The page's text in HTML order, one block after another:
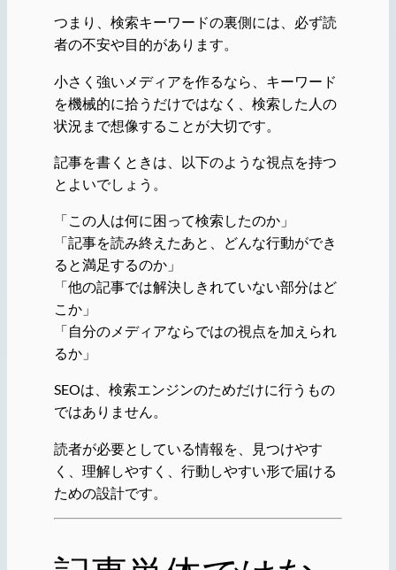
つまり、検索キーワードの裏側には、必ず読
者の不安や目的があります。
小さく強いメディアを作るなら、キーワード
を機械的に拾うだけではなく、検索した人の
状況まで想像することが大切です。
記事を書くときは、以下のような視点を持つ
とよいでしょう。
「この人は何に困って検索したのか」
「記事を読み終えたあと、どんな行動ができ
ると満足するのか」
「他の記事では解決しきれていない部分はど
こか」
「自分のメディアならではの視点を加えられ
るか」
SEOは、検索エンジンのためだけに行うもの
ではありません。
読者が必要としている情報を、見つけやす
く、理解しやすく、行動しやすい形で届ける
ための設計です。